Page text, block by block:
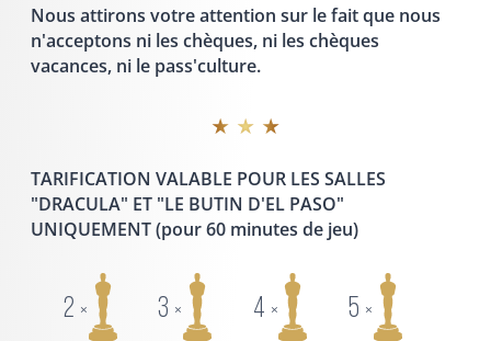
Nous attirons votre attention sur le fait que nous
n'acceptons ni les chèques, ni les chèques
vacances, ni le pass'culture.
★ ★ ★
TARIFICATION VALABLE POUR LES SALLES
"DRACULA" ET "LE BUTIN D'EL PASO"
UNIQUEMENT(pour 60 minutes de jeu)
2 × 3 × 4 × 5 ×